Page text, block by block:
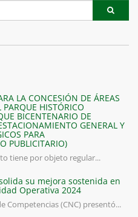
LA CONCESIÓN DE ÁREAS
PARQUE HISTÓRICO
BICENTENARIO DE
GENERAL Y
PARA
PUBLICITARIO)
tiene por objeto regular...
su mejora sostenida en
Operativa 2024
Competencias (CNC) presentó...